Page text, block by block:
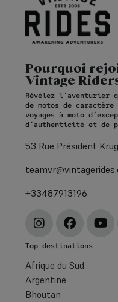
Pourquoi
Vintage
Révélez l’aventurier
de motos de
voyages à moto
d’authenticité et de
53 Rue Président
+33487913196
Top destinations
Afrique du Sud
Argentine
Bhoutan